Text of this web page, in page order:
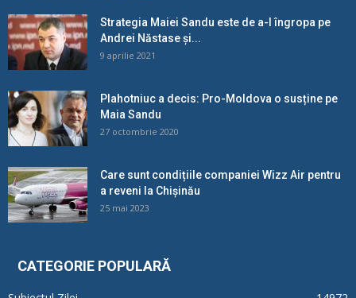
Strategia Maiei Sandu este de a-l îngropa pe
Andrei Năstase și...
9 aprilie 2021
Plahotniuc a decis: Pro-Moldova o susține pe
Maia Sandu
27 octombrie 2020
Care sunt condițiile companiei Wizz Air pentru
a reveni la Chișinău
25 mai 2023
CATEGORIE POPULARĂ